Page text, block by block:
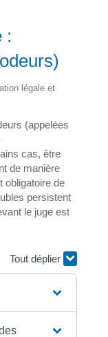
:
légale et
(appelées
cas, être
de manière
obligatoire de
persistent
le juge est
Tout déplier